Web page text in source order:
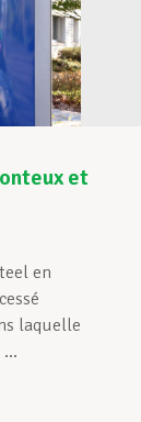
et
en
laquelle